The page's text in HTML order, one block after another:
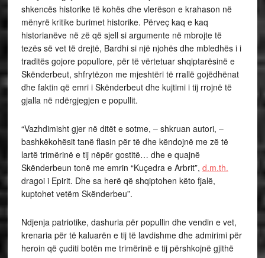
shkencës historike të kohës dhe vlerëson e krahason në
mënyrë kritike burimet historike. Përveç kaq e kaq
historianëve në zë që sjell si argumente në mbrojte të
tezës së vet të drejtë, Bardhi si një njohës dhe mbledhës i i
traditës gojore popullore, për të vërtetuar shqiptarësinë e
Skënderbeut, shfrytëzon me mjeshtëri të rrallë gojëdhënat
dhe faktin që emri i Skënderbeut dhe kujtimi i tij rrojnë të
gjalla në ndërgjegjen e popullit.
“Vazhdimisht gjer në ditët e sotme, – shkruan autori, –
bashkëkohësit tanë flasin për të dhe këndojnë me zë të
lartë trimërinë e tij nëpër gostitë… dhe e quajnë
Skënderbeun tonë me emrin “Kuçedra e Arbrit”, d.m.th.
dragoi i Epirit. Dhe sa herë që shqiptohen këto fjalë,
kuptohet vetëm Skënderbeu”.
Ndjenja patriotike, dashuria për popullin dhe vendin e vet,
krenaria për të kaluarën e tij të lavdishme dhe admirimi për
heroin që çuditi botën me trimërinë e tij përshkojnë gjithë